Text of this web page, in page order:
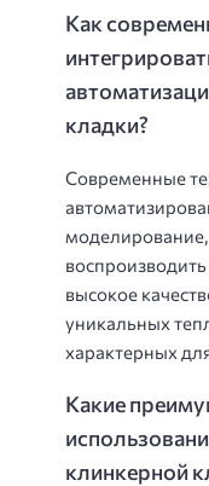
Как
кладки?
Современные
высокое
уникальных
характерных
Какие
клинкерной